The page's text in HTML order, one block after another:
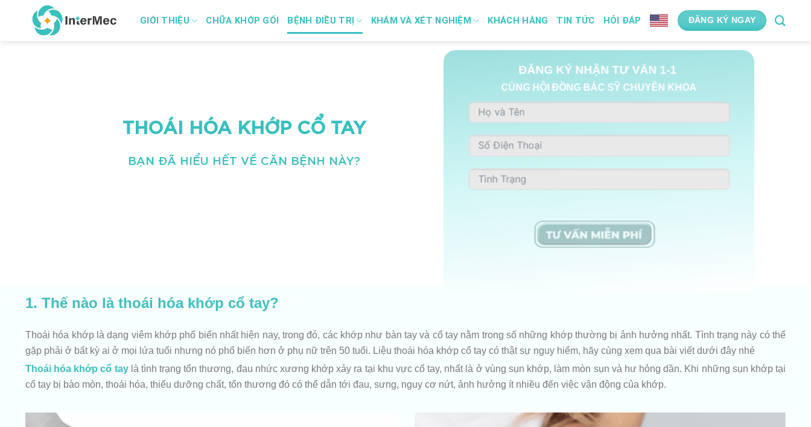
GIỚI THIỆU CHỮA KHỚP GỐI BỆNH ĐIỀU TRỊ KHÁM VÀ XÉT NGHIỆM KHÁCH HÀNG TIN TỨC HỎI ĐÁP ĐĂNG KÝ NGAY
THOÁI HÓA KHỚP CỔ TAY
BẠN ĐÃ HIỂU HẾT VỀ CĂN BỆNH NÀY?
ĐĂNG KÝ NHẬN TƯ VẤN 1-1
CÙNG HỘI ĐỒNG BÁC SỸ CHUYÊN KHOA
1. Thế nào là thoái hóa khớp cổ tay?
Thoái hóa khớp là dạng viêm khớp phổ biến nhất hiện nay, trong đó, các khớp như bàn tay và cổ tay nằm trong số những khớp thường bị ảnh hưởng nhất. Tình trạng này có thể
gặp phải ở bất kỳ ai ở mọi lứa tuổi nhưng nó phổ biến hơn ở phụ nữ trên 50 tuổi. Liệu thoái hóa khớp cổ tay có thật sự nguy hiểm, hãy cùng xem qua bài viết dưới đây nhé
Thoái hóa khớp cổ taylà tình trạng tổn thương, đau nhức xương khớp xảy ra tại khu vực cổ tay, nhất là ở vùng sụn khớp, làm mòn sụn và hư hỏng dần. Khi những sụn khớp tại
cổ tay bị bào mòn, thoái hóa, thiếu dưỡng chất, tổn thương đó có thể dẫn tới đau, sưng, nguy cơ nứt, ảnh hưởng ít nhiều đến việc vận động của khớp.